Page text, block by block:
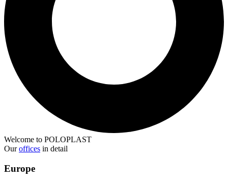
Welcome to POLOPLAST
Ouroffices in detail
Europe